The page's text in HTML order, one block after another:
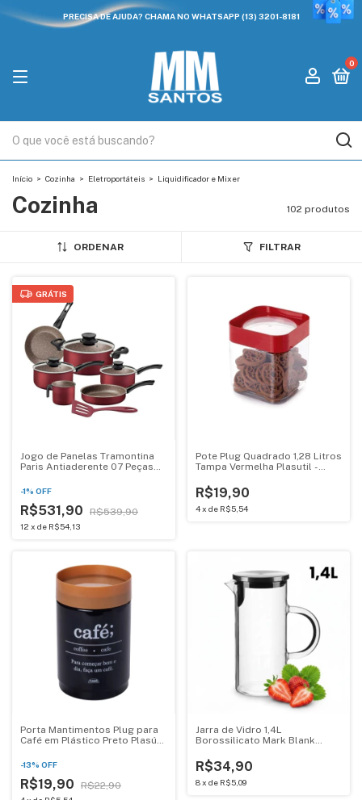
PRECISA DE AJUDA? CHAMA NO WHATSAPP (13) 3201-8181
0
Início > Cozinha > Eletroportáteis > Liquidificador e Mixer
Cozinha 102 produtos
ORDENAR FILTRAR
GRÁTIS
Jogo de Panelas Tramontina
Paris Antiaderente 07 Peças
-1% OFF
R$531,90 R$539,90
12 x de R$54,13
Pote Plug Quadrado 1,28 Litros
Tampa Vermelha Plasutil -
R$19,90
4 x de R$5,54
Porta Mantimentos Plug para
Café em Plástico Preto Plasútil
-13% OFF
R$19,90 R$22,90
Jarra de Vidro 1,4L
Borossilicato Mark Blank
R$34,90
8 x de R$5,09